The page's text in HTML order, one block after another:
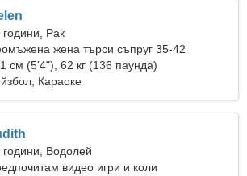
години, Рак
жена търси съпруг 35-42
см (5'4"), 62 кг (136 паунда)
Караоке
години, Водолей
видео игри и коли